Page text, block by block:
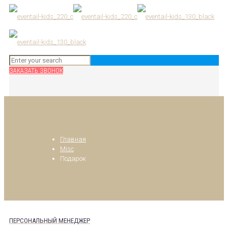
ЗАКАЗАТЬ ЗВОНОК
Главная
Misc
Подарок
ПЕРСОНАЛЬНЫЙ МЕНЕДЖЕР